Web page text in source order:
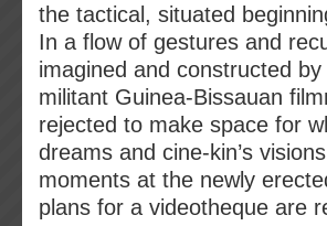
the tactical, situated
In a flow of gestures and
imagined and constructed
militant Guinea-Bissauan
rejected to make space for
dreams and cine-kin’s
moments at the newly
plans for a videotheque are